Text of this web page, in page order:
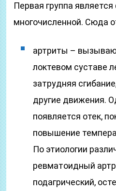
Первая группа
многочисленной. Сюда
артриты –
локтевом суставе
затрудняя
другие движения.
появляется отек,
повышение
По этиологии
ревматоидный
подагрический,